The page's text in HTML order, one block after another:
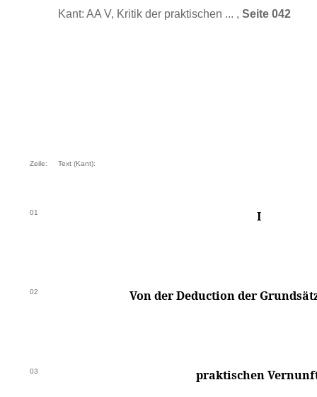
Kant: AA V, Kritik der praktischen ... , Seite 042
Zeile: Text (Kant):
01 I
02 Von der Deduction der
03 praktischen